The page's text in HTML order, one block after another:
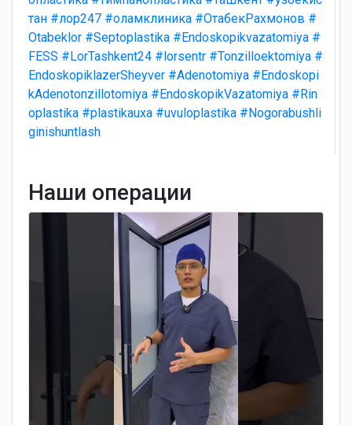
тан #лор247 #оламклиника #ОтабекРахмонов #
Otabeklor #Septoplastika #Endoskopikvazatomiya #
FESS #LorTashkent24 #lorsentr #Tonzilloektomiya #
EndoskopiklazerSheyver #Adenotomiya #Endoskopi
kAdenotonzillotomiya #EndoskopikVazatomiya #Rin
oplastika #plastikauxa #uvuloplastika #Nogorabushli
ginishuntlash
Наши операции